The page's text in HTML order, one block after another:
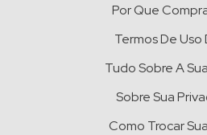
Por Que
Termos De Uso
Tudo Sobre A
Sobre Sua
Como Trocar